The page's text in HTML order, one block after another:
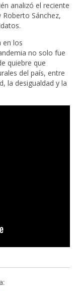
analizó el reciente
Sánchez,
en los
no solo fue
quiebre que
del país, entre
la desigualdad y la